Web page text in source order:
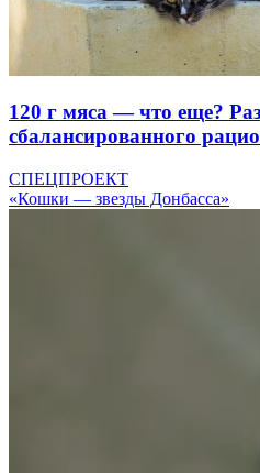
120 г мяса — что еще?
сбалансированного
СПЕЦПРОЕКТ
«Кошки — звезды Донбасса»